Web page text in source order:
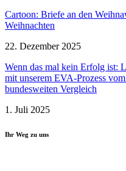
Cartoon: Briefe an den
Weihnachten
22. Dezember 2025
Wenn das mal kein Erfolg ist:
mit unserem EVA-Prozess
bundes­weiten Vergleich
1. Juli 2025
Ihr Weg zu uns